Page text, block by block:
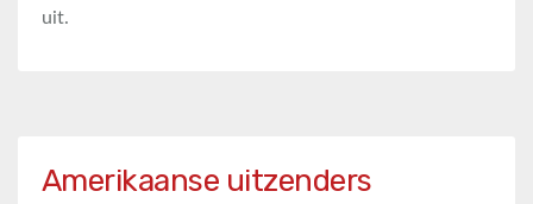
uit.
Amerikaanse uitzenders